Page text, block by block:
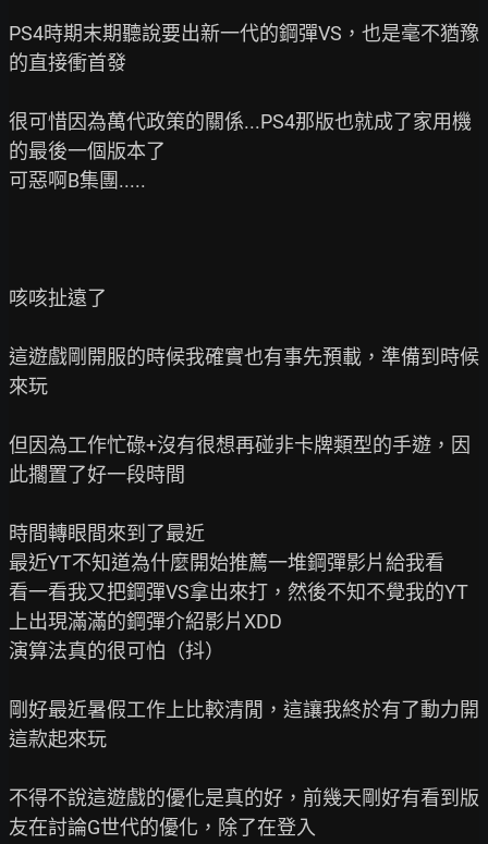
PS4時期末期聽說要出新一代的鋼彈VS，也是毫不猶豫
的直接衝首發
很可惜因為萬代政策的關係...PS4那版也就成了家用機
的最後一個版本了
可惡啊B集團.....
咳咳扯遠了
這遊戲剛開服的時候我確實也有事先預載，準備到時候
來玩
但因為工作忙碌+沒有很想再碰非卡牌類型的手遊，因
此擱置了好一段時間
時間轉眼間來到了最近
最近YT不知道為什麼開始推薦一堆鋼彈影片給我看
看一看我又把鋼彈VS拿出來打，然後不知不覺我的YT
上出現滿滿的鋼彈介紹影片XDD
演算法真的很可怕（抖）
剛好最近暑假工作上比較清閒，這讓我終於有了動力開
這款起來玩
不得不說這遊戲的優化是真的好，前幾天剛好有看到版
友在討論G世代的優化，除了在登入